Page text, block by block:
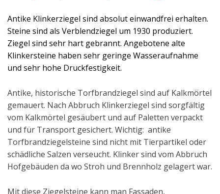
Antike Klinkerziegel sind absolut einwandfrei erhalten.
Steine sind als Verblendziegel um 1930 produziert.
Ziegel sind sehr hart gebrannt. Angebotene alte
Klinkersteine haben sehr geringe Wasseraufnahme
und sehr hohe Druckfestigkeit.
Antike, historische Torfbrandziegel sind auf Kalkmörtel
gemauert. Nach Abbruch Klinkerziegel sind sorgfältig
vom Kalkmörtel gesäubert und auf Paletten verpackt
und für Transport gesichert. Wichtig: antike
Torfbrandziegelsteine sind nicht mit Tierpartikel oder
schädliche Salzen verseucht. Klinker sind vom Abbruch
Hofgebäuden da wo Stroh und Brennholz gelagert war.
Mit diese Ziegelsteine kann man Fassaden,